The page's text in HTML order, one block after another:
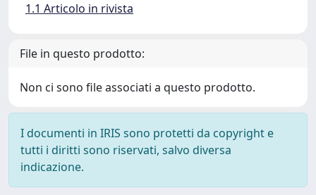
1.1 Articolo in rivista
File in questo prodotto:
Non ci sono file associati a questo prodotto.
I documenti in IRIS sono protetti da copyright e
tutti i diritti sono riservati, salvo diversa
indicazione.